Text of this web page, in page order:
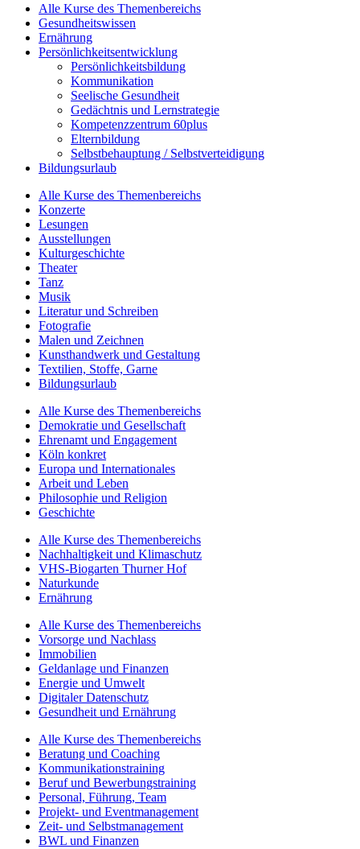
Alle Kurse des Themenbereichs
Gesundheitswissen
Ernährung
Persönlichkeitsentwicklung
Persönlichkeitsbildung
Kommunikation
Seelische Gesundheit
Gedächtnis und Lernstrategie
Kompetenzzentrum 60plus
Elternbildung
Selbstbehauptung / Selbstverteidigung
Bildungsurlaub
Alle Kurse des Themenbereichs
Konzerte
Lesungen
Ausstellungen
Kulturgeschichte
Theater
Tanz
Musik
Literatur und Schreiben
Fotografie
Malen und Zeichnen
Kunsthandwerk und Gestaltung
Textilien, Stoffe, Garne
Bildungsurlaub
Alle Kurse des Themenbereichs
Demokratie und Gesellschaft
Ehrenamt und Engagement
Köln konkret
Europa und Internationales
Arbeit und Leben
Philosophie und Religion
Geschichte
Alle Kurse des Themenbereichs
Nachhaltigkeit und Klimaschutz
VHS-Biogarten Thurner Hof
Naturkunde
Ernährung
Alle Kurse des Themenbereichs
Vorsorge und Nachlass
Immobilien
Geldanlage und Finanzen
Energie und Umwelt
Digitaler Datenschutz
Gesundheit und Ernährung
Alle Kurse des Themenbereichs
Beratung und Coaching
Kommunikationstraining
Beruf und Bewerbungstraining
Personal, Führung, Team
Projekt- und Eventmanagement
Zeit- und Selbstmanagement
BWL und Finanzen